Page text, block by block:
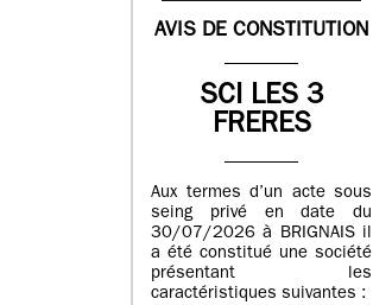
AVIS DE CONSTITUTION
SCI LES 3
FRERES
Aux termes d’un acte sous
seing privé en date du
30/07/2026 à BRIGNAIS il
a été constitué une société
présentant les
caractéristiques suivantes :